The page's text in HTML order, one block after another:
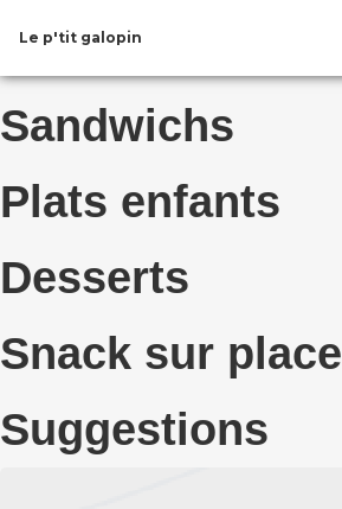
Le p'tit galopin
Sandwichs
Plats enfants
Desserts
Snack sur place
Suggestions